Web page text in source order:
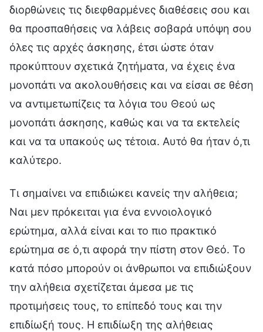
διορθώνεις τις διεφθαρμένες διαθέσεις σου και
θα προσπαθήσεις να λάβεις σοβαρά υπόψη σου
όλες τις αρχές άσκησης, έτσι ώστε όταν
προκύπτουν σχετικά ζητήματα, να έχεις ένα
μονοπάτι να ακολουθήσεις και να είσαι σε θέση
να αντιμετωπίζεις τα λόγια του Θεού ως
μονοπάτι άσκησης, καθώς και να τα εκτελείς
και να τα υπακούς ως τέτοια. Αυτό θα ήταν ό,τι
καλύτερο.
Τι σημαίνει να επιδιώκει κανείς την αλήθεια;
Ναι μεν πρόκειται για ένα εννοιολογικό
ερώτημα, αλλά είναι και το πιο πρακτικό
ερώτημα σε ό,τι αφορά την πίστη στον Θεό. Το
κατά πόσο μπορούν οι άνθρωποι να επιδιώξουν
την αλήθεια σχετίζεται άμεσα με τις
προτιμήσεις τους, το επίπεδό τους και την
επιδίωξή τους. Η επιδίωξη της αλήθειας